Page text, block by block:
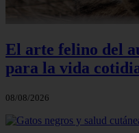
El arte felino del
para la vida
08/08/2026